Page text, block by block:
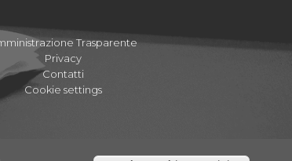
Trasparente
Privacy
Contatti
Cookie settings